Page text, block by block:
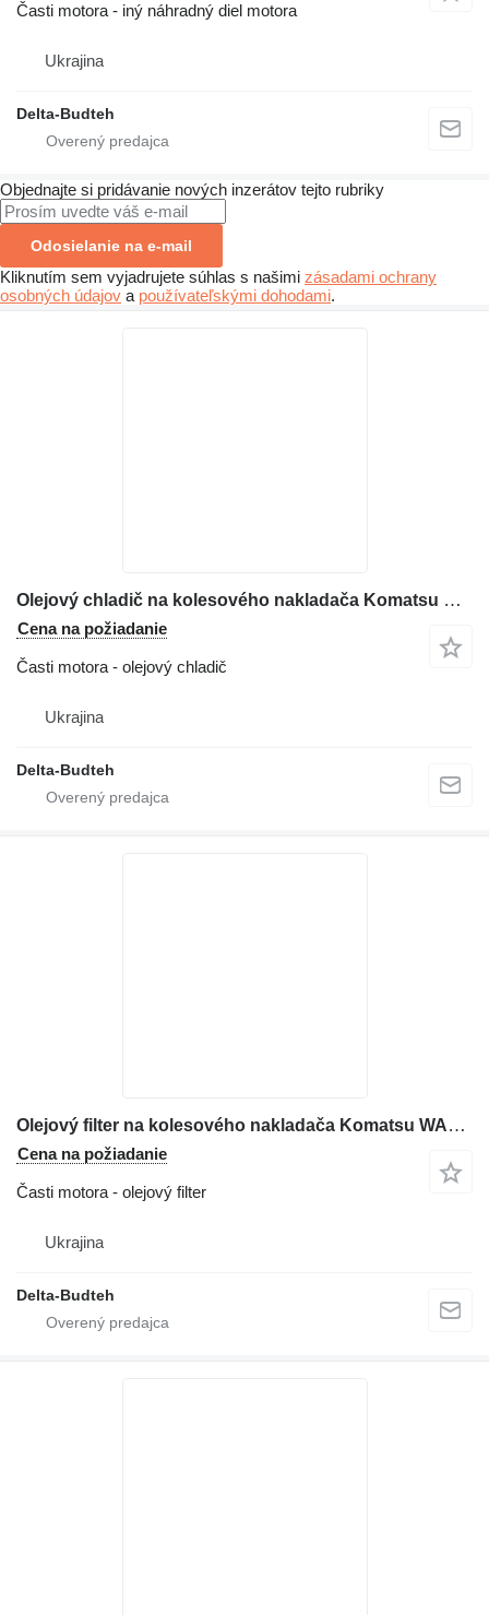
Časti motora - iný náhradný diel motora
Ukrajina
Delta-Budteh
Objednajte si pridávanie nových inzerátov tejto rubriky
Odosielanie na e-mail
Kliknutím sem vyjadrujete súhlas s našimi zásadami ochrany
osobných údajov a používateľskými dohodami.
Olejový chladič na kolesového nakladača Komatsu WA430
Cena na požiadanie
Časti motora - olejový chladič
Ukrajina
Delta-Budteh
Olejový filter na kolesového nakladača Komatsu WA430
Cena na požiadanie
Časti motora - olejový filter
Ukrajina
Delta-Budteh